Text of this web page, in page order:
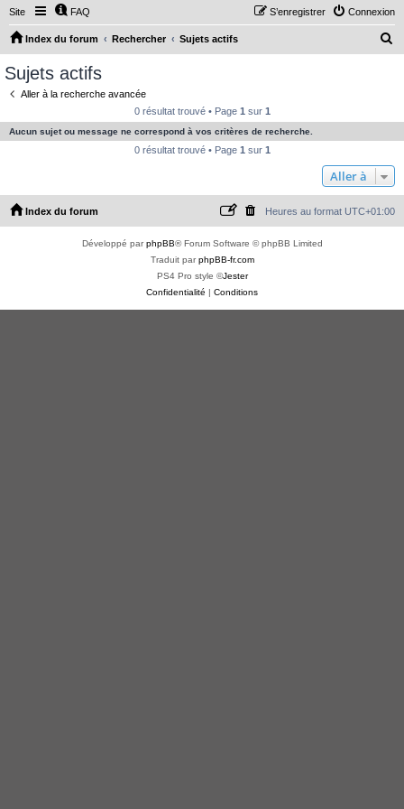
Site FAQ Connexion
S’enregistrer
Index du forum Rechercher Sujets actifs
e
c
e
Sujets actifs
Aller à la recherche avancée
0 résultat trouvé • Page 1 sur 1
Aucun sujet ou message ne correspond à vos critères de recherche.
0 résultat trouvé • Page 1 sur 1
Aller à
Index du forum Heures au format UTC+01:00
Développé parphpBB® Forum Software © phpBB Limited
Traduit parphpBB-fr.com
PS4 Pro style ©Jester
Confidentialité | Conditions